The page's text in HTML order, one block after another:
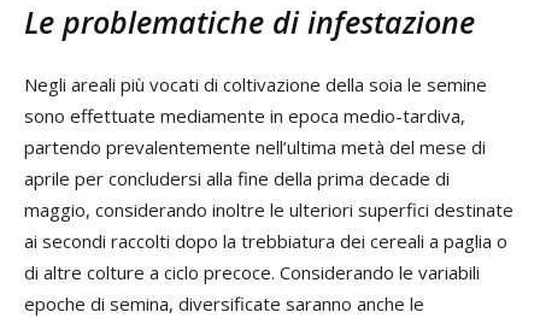
Le problematiche di infestazione
Negli areali più vocati di coltivazione della soia le semine
sono effettuate mediamente in epoca medio-tardiva,
partendo prevalentemente nell’ultima metà del mese di
aprile per concludersi alla fine della prima decade di
maggio, considerando inoltre le ulteriori superfici destinate
ai secondi raccolti dopo la trebbiatura dei cereali a paglia o
di altre colture a ciclo precoce. Considerando le variabili
epoche di semina, diversificate saranno anche le